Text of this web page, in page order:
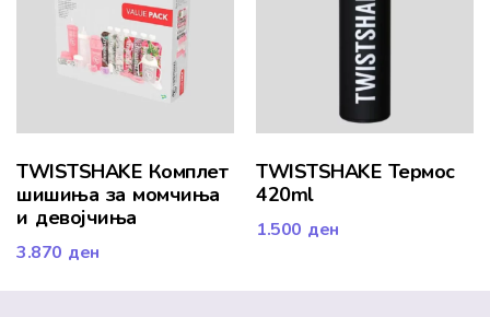
TWISTSHAKE Комплет
шишиња за момчиња
и девојчиња
3.870 ден
TWISTSHAKE Термос
420ml
1.500 ден